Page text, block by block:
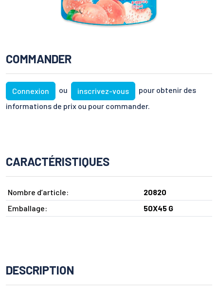
COMMANDER
Connexion ou inscrivez-vous
pour obtenir des
informations de prix ou pour commander.
CARACTÉRISTIQUES
Nombre d’article:
20820
Emballage:
50X45 G
DESCRIPTION